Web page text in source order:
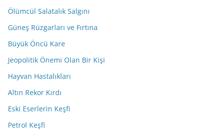
Ölümcül Salatalık Salgını
Güneş Rüzgarları ve Fırtına
Büyük Öncü Kare
Jeopolitik Önemi Olan Bir Kişi
Hayvan Hastalıkları
Altın Rekor Kırdı
Eski Eserlerin Keşfi
Petrol Keşfi